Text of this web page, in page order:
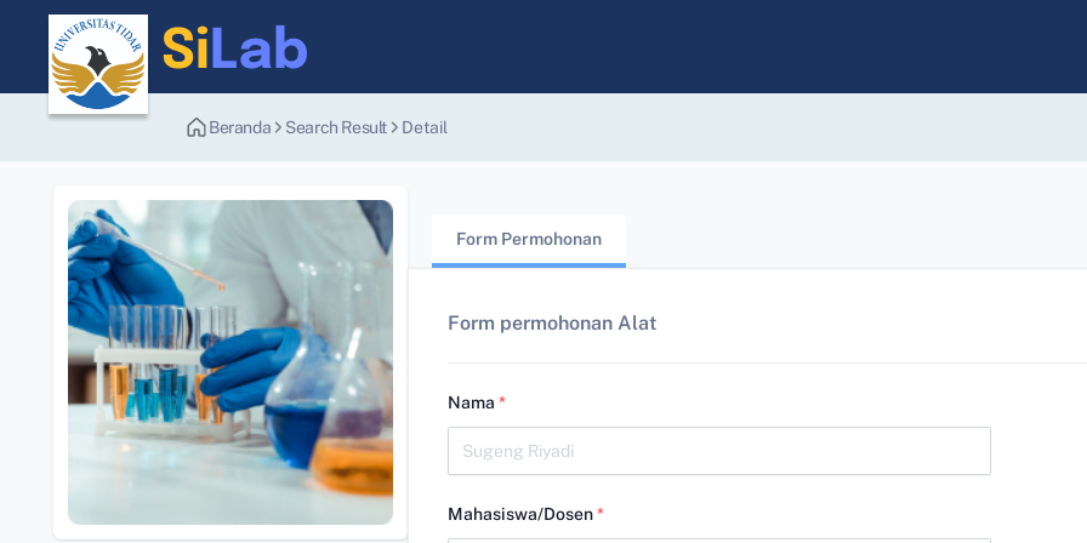
Beranda Search Result Detail
Form Permohonan
Form permohonan Alat
Nama *
Mahasiswa/Dosen*